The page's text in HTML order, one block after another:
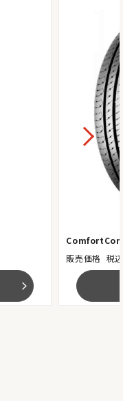
arrow_forward_ios
税